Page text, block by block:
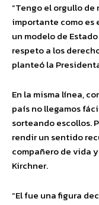
“Tengo el orgullo
importante como es
un modelo de
respeto a los
planteó la
En la misma línea,
país no llegamos
sorteando escollos.
rendir un sentido
compañero de vida
Kirchner.
“El fue una figura